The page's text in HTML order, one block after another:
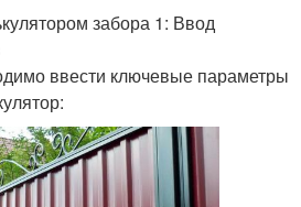
забора 1: Ввод
ввести ключевые параметры